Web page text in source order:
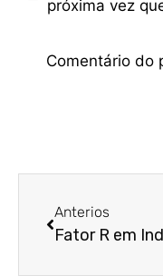
próxima vez
Anterios